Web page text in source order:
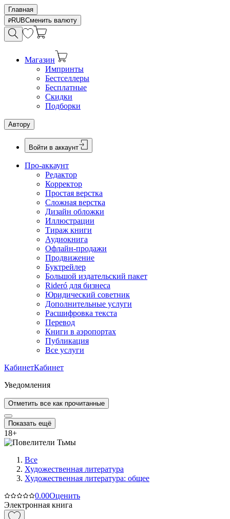
Главная
RUBСменить валюту
Магазин
Импринты
Бестселлеры
Бесплатные
Скидки
Подборки
Автору
Войти в аккаунт
Про-аккаунт
Редактор
Корректор
Простая верстка
Сложная верстка
Дизайн обложки
Иллюстрации
Тираж книги
Аудиокнига
Офлайн-продажи
Продвижение
Буктрейлер
Большой издательский пакет
Rideró для бизнеса
Юридический советник
Дополнительные услуги
Расшифровка текста
Перевод
Книги в аэропортах
Публикация
Все услуги
КабинетКабинет
Уведомления
Отметить все как прочитанные
Показать ещё
18+
Все
Художественная литература
Художественная литература: общее
0.00Оценить
Электронная книга